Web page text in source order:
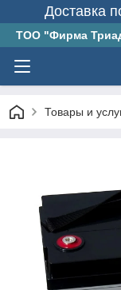
Доставка
ТОО "Фирма
Товары и